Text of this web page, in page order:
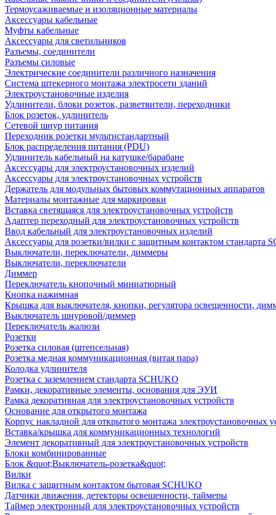
Термоусаживаемые и изоляционные материалы
Аксессуары кабельные
Муфты кабельные
Аксессуары для светильников
Разъемы, соединители
Разъемы силовые
Электрические соединители различного назначения
Система штекерного монтажа электросети зданий
Электроустановочные изделия
Удлинители, блоки розеток, разветвители, переходники
Блок розеток, удлинитель
Сетевой шнур питания
Переходник розетки мультистандартный
Блок распределения питания (PDU)
Удлинитель кабельный на катушке/барабане
Аксессуары для электроустановочных изделий
Аксессуары для электроустановочных устройств
Держатель для модульных бытовых коммутационных аппаратов
Материалы монтажные для маркировки
Вставка светящаяся для электроустановочных устройств
Адаптер переходный для электроустановочных устройств
Ввод кабельный для электроустановочных изделий
Аксессуары для розетки/вилки с защитным контактом стандарта
Выключатели, переключатели, диммеры
Выключатели, переключатели
Диммер
Переключатель кнопочный миниатюрный
Кнопка нажимная
Крышка для выключателя, кнопки, регулятора освещенности,
Выключатель шнуровой/диммер
Переключатель жалюзи
Розетки
Розетка силовая (штепсельная)
Розетка медная коммуникационная (витая пара)
Колодка удлинителя
Розетка с заземлением стандарта SCHUKO
Рамки, декоративные элементы, основания для ЭУИ
Рамка декоративная для электроустановочных устройств
Основание для открытого монтажа
Корпус накладной для открытого монтажа электроустановочных
Вставка/крышка для коммуникационных технологий
Элемент декоративный для электроустановочных устройств
Блоки комбинированные
Блок &quot;Выключатель-розетка&quot;
Вилки
Вилка с защитным контактом бытовая SCHUKO
Датчики движения, детекторы освещенности, таймеры
Таймер электронный для электроустановочных устройств